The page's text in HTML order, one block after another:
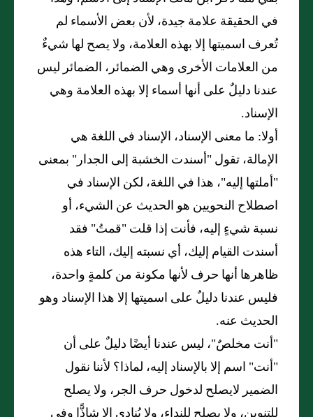
في الحقيقة علامة جيدة، لأن بعض الأسماء لم
تُعرف اسميتها إلا بهذه العلامة، ولا يصح لها شيءٌ
من العلامات الأخرى وهي الضمائر، الضمائر ليس
عندنا دليلٌ على أنها أسماء إلا بهذه العلامة وهي
الإسناد.
أولا: ما معنى الإسناد، الإسناد في اللغة هي
الإمالة، تقول "أسندت الخشبة إلى الجدار" بمعنى
"أملتها إليه"، هذا في اللغة، لكن الإسناد في
اصطلاح النحويين هو الحديث عن الشيء، أو
نسبة شيءٍ إليه، فأنت إذا قلت "قمتُ" فقد
أسندت القيام إليك، أي نسبته إليك، التاء هذه
ظاهرها أنها حرف لأنها مكونة من كلمةٍ واحدة،
فليس عندنا دليلٌ على اسميتها إلا هذا الإسناد وهو
الحديث عنه.
"أنت مخلصٌ"، ليس عندنا أيضًا دليلٌ على أن
"أنت" اسم إلا بالإسناد إليه، لماذا؟ لأننا نقول
الضمير لايصلح لدخول حرف الجر، ولا يصلح